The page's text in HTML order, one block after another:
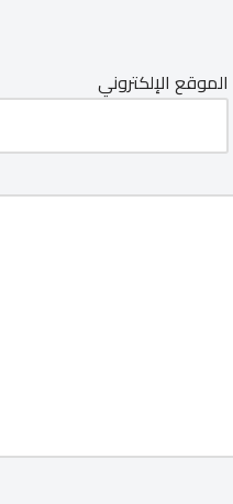
الموقع الإلكتروني